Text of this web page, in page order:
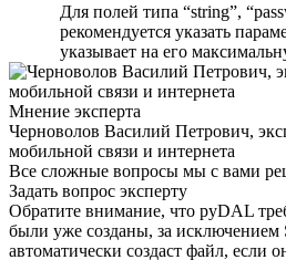
Для полей типа “string”,
рекомендуется указать
указывает на его
Мнение эксперта
Черноволов Василий Петрович,
мобильной связи и интернета
Все сложные вопросы мы с вами
Задать вопрос эксперту
Обратите внимание, что pyDAL
были уже созданы, за исключением
автоматически создаст файл, если